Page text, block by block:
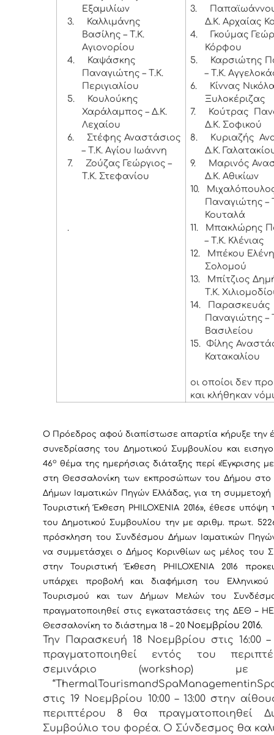
Εξαμιλίων
3.
Καλλιμάνης
Βασίλης – Τ.Κ.
Αγιονορίου
4.
Καψάσκης
Παναγιώτης – Τ.Κ.
Περιγιαλίου
5.
Κουλούκης
Χαράλαμπος – Δ.Κ.
Λεχαίου
6.
Στέφης Αναστάσιος
– Τ.Κ. Αγίου Ιωάννη
7.
Ζούζας Γεώργιος –
Τ.Κ. Στεφανίου
.
3.
Δ.Κ. Αρχαίας
4.
Γκούμας
Κόρφου
5.
Καρσιώτης
– Τ.Κ.
6.
Κίννας
Ξυλοκέριζας
7.
Κούτρας
Δ.Κ. Σοφικού
8.
Κυριαζής
Δ.Κ.
9.
Μαρινός
Δ.Κ. Αθικίων
10.
Παναγιώτης –
Κουταλά
11.
Μπακλώρης
– Τ.Κ. Κλένιας
12.
Μπέκου
Σολομού
13.
Μπίτζιος
Τ.Κ.
14.
Παρασκευάς
Παναγιώτης –
Βασιλείου
15. Φίλης
Κατακαλίου
οι οποίοι δεν
και κλήθηκαν
Ο Πρόεδρος αφού διαπίστωσε απαρτία κήρυξε την
συνεδρίασης του Δημοτικού Συμβουλίου και
46ο θέμα της ημερήσιας διάταξης περί «Έγκρισης
στη Θεσσαλονίκη των εκπροσώπων του Δήμου στο
Δήμων Ιαματικών Πηγών Ελλάδας, για τη συμμετοχή
Τουριστική Έκθεση
PHILOXENIA 2016», έθεσε υπόψη
του Δημοτικού Συμβουλίου την με αριθμ. πρωτ. 5226/
πρόσκλησητου Συνδέσμου Δήμων Ιαματικών
να συμμετάσχει ο Δήμος Κορινθίων ως μέλος του
στην Τουριστική Έκθεση
PHILOXENIA2016
υπάρχει προβολή και διαφήμιση του Ελληνικού
Τουρισμού και των Δήμων Μελών του
πραγματοποιηθεί στις εγκαταστάσεις της ΔΕΘ –
Θεσσαλονίκη το διάστημα 18 – 20 Νοεμβρίου 2016.
Την Παρασκευή 18 Νοεμβρίου στις 16:00 –
πραγματοποιηθεί εντός του
σεμινάριο (workshop) με
στις 19 Νοεμβρίου 10:00 – 13:00 στην
περιπτέρου 8 θα πραγματοποιηθεί
Συμβούλιο του φορέα. Ο Σύνδεσμος θα